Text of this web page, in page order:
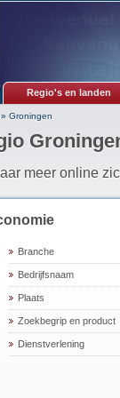
Regio's en landen
» Groningen
meer online
Branche
Bedrijfsnaam
Plaats
Zoekbegrip en product
Dienstverlening